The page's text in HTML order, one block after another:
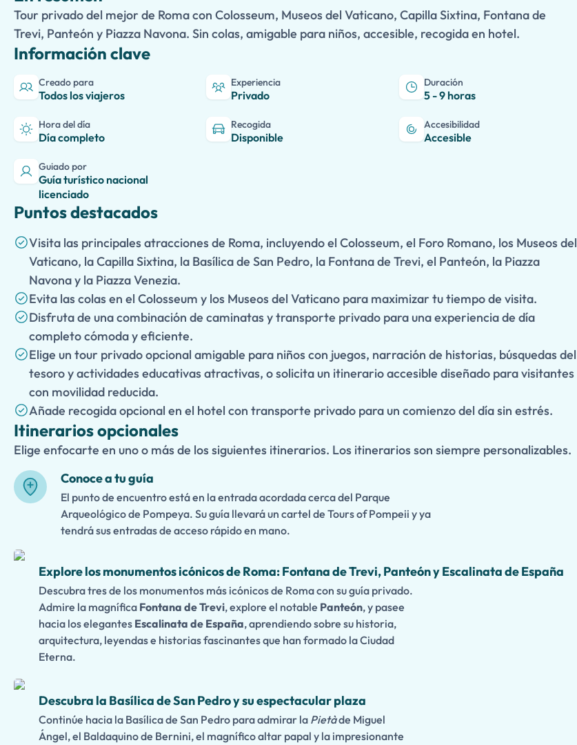
Tour privado del mejor de Roma con Colosseum, Museos del Vaticano, Capilla Sixtina, Fontana de
Trevi, Panteón y Piazza Navona. Sin colas, amigable para niños, accesible, recogida en hotel.
Información clave
Creado para
Todos los viajeros
Experiencia
Privado
Duración
5 - 9 horas
Hora del día
Día completo
Recogida
Disponible
Accesibilidad
Accesible
Guiado por
Guía turístico nacional
licenciado
Puntos destacados
Visita las principales atracciones de Roma, incluyendo el Colosseum, el Foro Romano, los Museos del
Vaticano, la Capilla Sixtina, la Basílica de San Pedro, la Fontana de Trevi, el Panteón, la Piazza
Navona y la Piazza Venezia.
Evita las colas en el Colosseum y los Museos del Vaticano para maximizar tu tiempo de visita.
Disfruta de una combinación de caminatas y transporte privado para una experiencia de día
completo cómoda y eficiente.
Elige un tour privado opcional amigable para niños con juegos, narración de historias, búsquedas del
tesoro y actividades educativas atractivas, o solicita un itinerario accesible diseñado para visitantes
con movilidad reducida.
Añade recogida opcional en el hotel con transporte privado para un comienzo del día sin estrés.
Itinerarios opcionales
Elige enfocarte en uno o más de los siguientes itinerarios. Los itinerarios son siempre personalizables.
Conoce a tu guía
El punto de encuentro está en la entrada acordada cerca del Parque
Arqueológico de Pompeya. Su guía llevará un cartel de Tours of Pompeii y ya
tendrá sus entradas de acceso rápido en mano.
Explore los monumentos icónicos de Roma: Fontana de Trevi, Panteón y Escalinata de España
Descubra tres de los monumentos más icónicos de Roma con su guía privado.
Admire la magnífica Fontana de Trevi, explore el notable Panteón, y pasee
hacia los elegantes Escalinata de España, aprendiendo sobre su historia,
arquitectura, leyendas e historias fascinantes que han formado la Ciudad
Eterna.
Descubra la Basílica de San Pedro y su espectacular plaza
Continúe hacia la Basílica de San Pedro para admirar la Pietàde Miguel
Ángel, el Baldaquino de Bernini, el magnífico altar papal y la impresionante